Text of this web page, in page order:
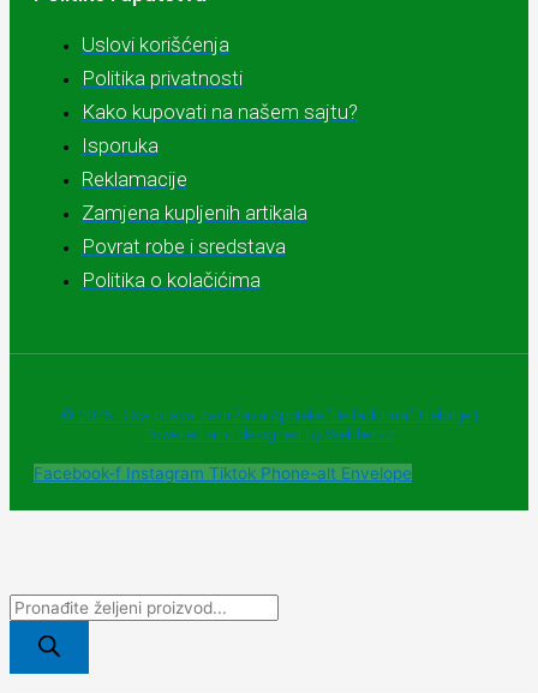
Uslovi korišćenja
Politika privatnosti
Kako kupovati na našem sajtu?
Isporuka
Reklamacije
Zamjena kupljenih artikala
Povrat robe i sredstava
Politika o kolačićima
© 2025 - Sva prava zadržava Apoteke "Belladonna" Trebinje |
Powered and designed by Webherzz
Facebook-f Instagram Tiktok Phone-alt Envelope